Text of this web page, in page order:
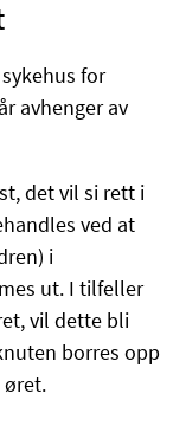
for
avhenger av
det vil si rett i
ved at
i
ut. I tilfeller
vil dette bli
borres opp
øret.